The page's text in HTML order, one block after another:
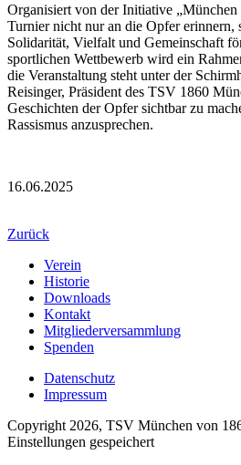
Organisiert von der Initiative
Turnier nicht nur an die Opfer erinnern,
Solidarität, Vielfalt und Gemeinschaft
sportlichen Wettbewerb wird ein
die Veranstaltung steht unter der
Reisinger, Präsident des TSV 1860
Geschichten der Opfer sichtbar zu
Rassismus anzusprechen.
16.06.2025
Zurück
Verein
Historie
Downloads
Kontakt
Mitgliederversammlung
Spenden
Datenschutz
Impressum
Copyright 2026, TSV München von
Einstellungen gespeichert